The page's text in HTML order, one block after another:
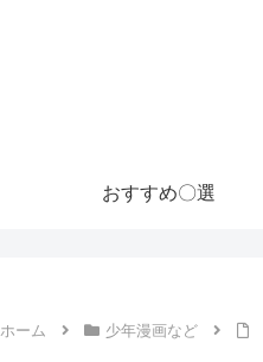
おすすめ〇選
ホーム 少年漫画など